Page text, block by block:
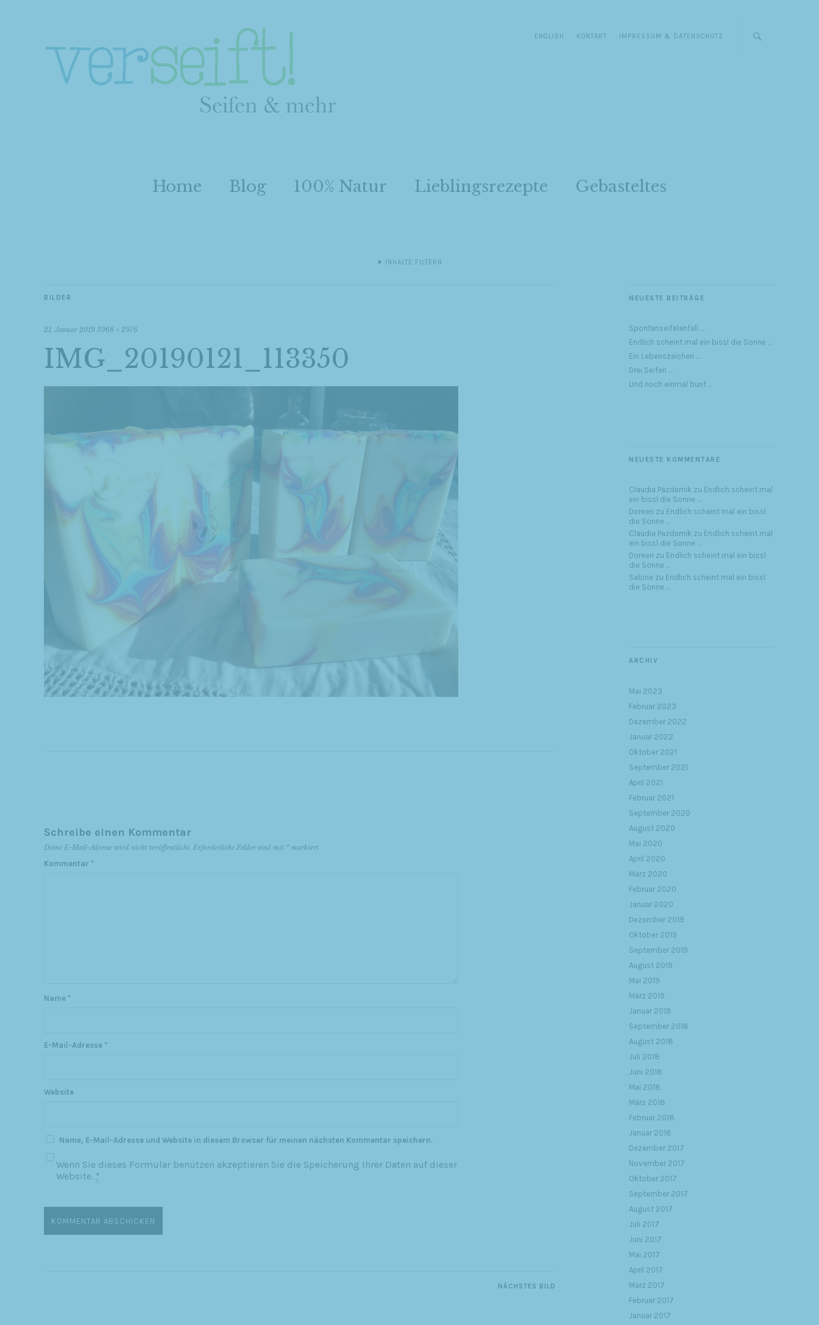
ENGLISH KONTAKT IMPRESSUM & DATENSCHUTZ
Home Blog 100% Natur Lieblingsrezepte Gebasteltes
INHALTE FILTERN
BILDER
21. Januar 2019 3968 × 2976
IMG_20190121_113350
Schreibe einen Kommentar
Deine E-Mail-Adresse wird nicht veröffentlicht. Erforderliche Felder sind mit * markiert
Kommentar *
Name *
E-Mail-Adresse *
Website
Name, E-Mail-Adresse und Website in diesem Browser für meinen nächsten Kommentar speichern.
Wenn Sie dieses Formular benützen akzeptieren Sie die Speicherung Ihrer Daten auf dieser
Website. *
NÄCHSTES BILD
NEUESTE BEITRÄGE
Spontanseifelanfall …
Endlich scheint mal ein bissl die Sonne …
Ein Lebenszeichen …
Drei Seifen …
Und noch einmal bunt …
NEUESTE KOMMENTARE
Claudia Pazdernik zu Endlich scheint mal
ein bissl die Sonne …
Doreen zu Endlich scheint mal ein bissl
die Sonne …
Claudia Pazdernik zu Endlich scheint mal
ein bissl die Sonne …
Doreen zu Endlich scheint mal ein bissl
die Sonne …
Sabine zu Endlich scheint mal ein bissl
die Sonne …
ARCHIV
Mai 2023
Februar 2023
Dezember 2022
Januar 2022
Oktober 2021
September 2021
April 2021
Februar 2021
September 2020
August 2020
Mai 2020
April 2020
März 2020
Februar 2020
Januar 2020
Dezember 2019
Oktober 2019
September 2019
August 2019
Mai 2019
März 2019
Januar 2019
September 2018
August 2018
Juli 2018
Juni 2018
Mai 2018
März 2018
Februar 2018
Januar 2018
Dezember 2017
November 2017
Oktober 2017
September 2017
August 2017
Juli 2017
Juni 2017
Mai 2017
April 2017
März 2017
Februar 2017
Januar 2017